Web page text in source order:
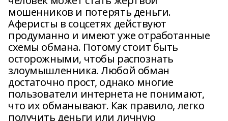
мошенников и потерять деньги.
Аферисты в соцсетях действуют
продуманно и имеют уже отработанные
схемы обмана. Потому стоит быть
осторожными, чтобы распознать
злоумышленника. Любой обман
достаточно прост, однако многие
пользователи интернета не понимают,
что их обманывают. Как правило, легко
получить деньги или личную